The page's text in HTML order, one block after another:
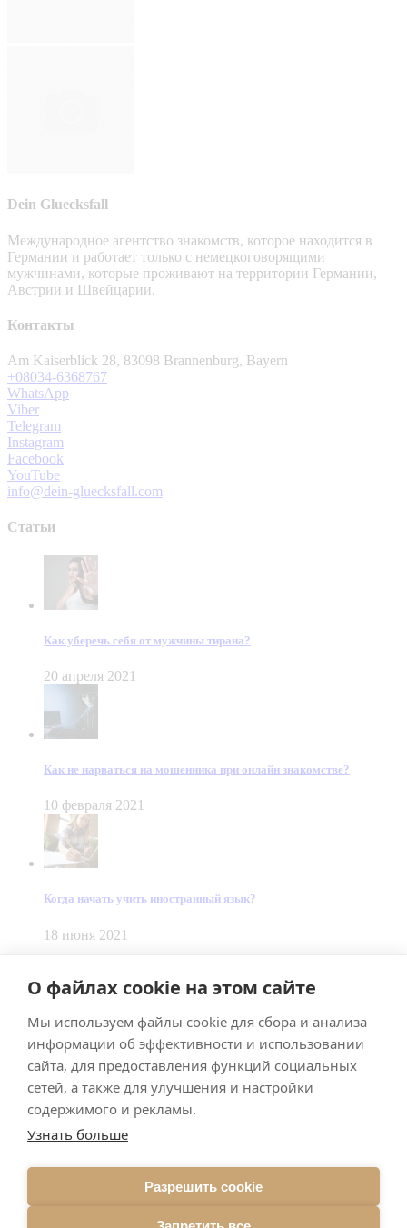
О файлах cookie на этом сайте
Мы используем файлы cookie для сбора и анализа
информации об эффективности и использовании
сайта, для предоставления функций социальных
сетей, а также для улучшения и настройки
содержимого и рекламы.
Узнать больше
Разрешить cookie
Dein Gluecksfall
Международное агентство знакомств, которое находится в
Германии и работает только с немецкоговорящими
мужчинами, которые проживают на территории Германии,
Австрии и Швейцарии.
Контакты
Am Kaiserblick 28, 83098 Brannenburg, Bayern
+08034-6368767
WhatsApp
Viber
Telegram
Instagram
Facebook
YouTube
info@dein-gluecksfall.com
Статьи
Как уберечь себя от мужчины тирана?
20 апреля 2021
Как не нарваться на мошенника при онлайн знакомстве?
10 февраля 2021
Когда начать учить иностранный язык?
18 июня 2021
Made bySmart Team
ImpressumDatenschutz
Подписывайтесь на меня в Телеграм
Подписаться